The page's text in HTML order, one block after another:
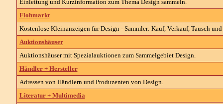
Einleitung und Kurzinformation zum Thema Design sammeln.
Flohmarkt
Kostenlose Kleinanzeigen fürDesign - Sammler: Kauf, Verkauf, Tausch
Auktionshäuser
Auktionshäuser mit Spezialauktionen zum Sammelgebiet Design.
Händler + Hersteller
Adressen von Händlern und Produzenten von Design.
Literatur + Multimedia